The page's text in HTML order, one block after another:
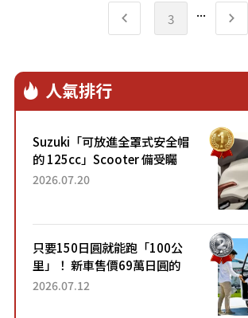
3 ...
人氣排行
Suzuki「可放進全罩式安全帽
的 125cc」Scooter 備受矚
目！採用全新流線設計與各項
2026.07.20
只要150日圓就能跑「100公
里」！ 新車售價69萬日圓的
「3人座」Trike大受歡迎！ 順
2026.07.12